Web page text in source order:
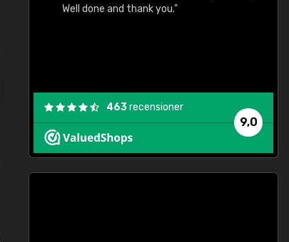
Well done and thank you."
9,0
463recensioner